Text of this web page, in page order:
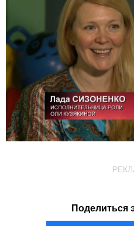
Поделиться